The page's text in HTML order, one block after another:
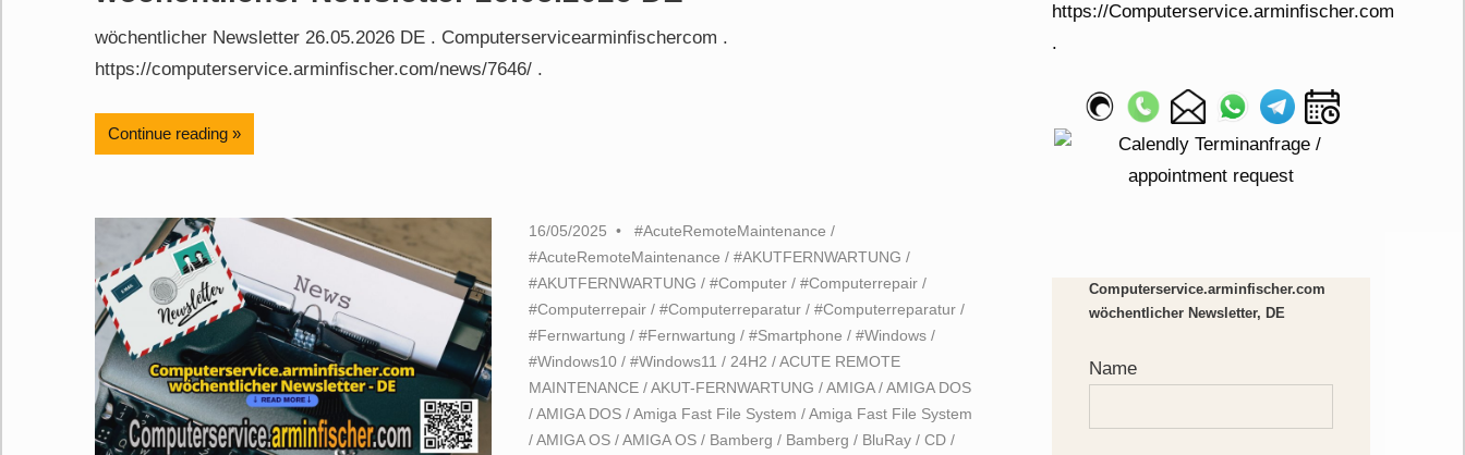
wöchentlicher Newsletter 26.05.2026 DE . Computerservicearminfischercom .
https://computerservice.arminfischer.com/news/7646/ .
Continue reading
16/05/2025 #AcuteRemoteMaintenance /
#AcuteRemoteMaintenance /#AKUTFERNWARTUNG /
#AKUTFERNWARTUNG /#Computer /#Computerrepair /
#Computerrepair /#Computerreparatur /#Computerreparatur /
#Fernwartung /#Fernwartung /#Smartphone /#Windows /
#Windows10 /#Windows11 / 24H2 /ACUTE REMOTE
MAINTENANCE /AKUT-FERNWARTUNG /AMIGA/AMIGA DOS
/AMIGA DOS /Amiga Fast File System /Amiga Fast File System
/AMIGA OS /AMIGA OS / Bamberg / Bamberg / BluRay /CD /
Computerservice.arminfischer.com
wöchentlicher Newsletter, DE
Name